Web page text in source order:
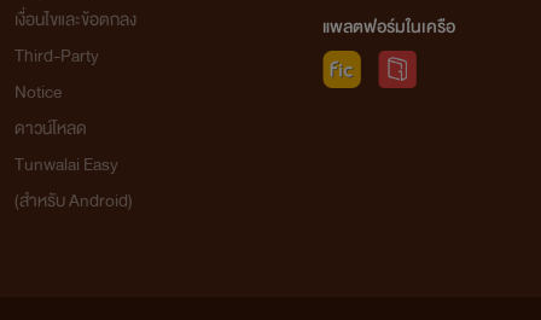
เงื่อนไขและข้อตกลง
Third-Party
Notice
ดาวน์โหลด
Tunwalai Easy
(สำหรับ Android)
แพลตฟอร์มในเครือ